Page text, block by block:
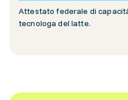
Attestato federale di
tecnologa del latte.